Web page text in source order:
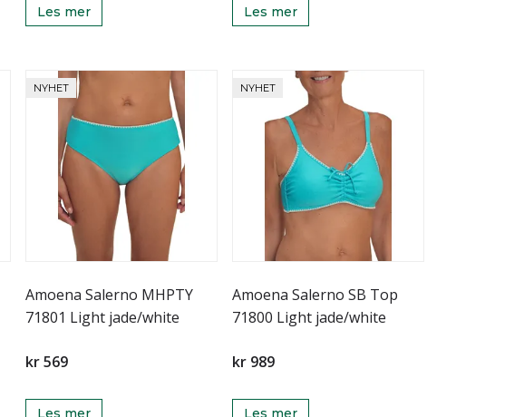
Les mer Les mer
NYHET
Amoena Salerno MHPTY
71801 Light jade/white
kr 569
Les mer
NYHET
Amoena Salerno SB Top
71800 Light jade/white
kr 989
Les mer